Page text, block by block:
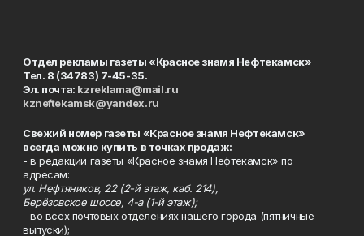
Отдел рекламы газеты «Красное знамя Нефтекамск»
Тел. 8 (34783) 7-45-35.
Эл. почта: kzreklama@mail.ru
kzneftekamsk@yandex.ru
Свежий номер газеты «Красное знамя Нефтекамск»
всегда можно купить в точках продаж:
- в редакции газеты «Красное знамя Нефтекамск» по
адресам:
ул. Нефтяников, 22 (2-й этаж, каб. 214),
Берёзовское шоссе, 4-а (1-й этаж);
- во всех почтовых отделениях нашего города (пятничные
выпуски);